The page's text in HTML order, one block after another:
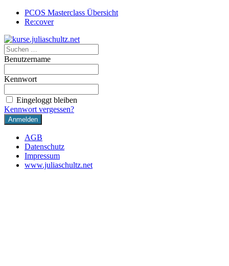
PCOS Masterclass Übersicht
Re:cover
Benutzername
Kennwort
Eingeloggt bleiben
Kennwort vergessen?
AGB
Datenschutz
Impressum
www.juliaschultz.net